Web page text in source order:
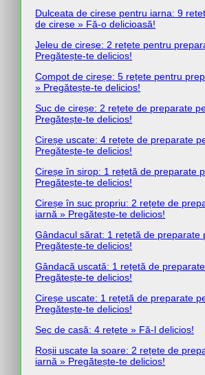
Dulceata de cirese pentru iarna: 9
de cirese » Fă-o delicioasă!
Jeleu de cireșe: 2 rețete pentru
Pregătește-te delicios!
Compot de cireșe: 5 rețete pentru
» Pregătește-te delicios!
Suc de cireșe: 2 rețete de preparate
Pregătește-te delicios!
Cireșe uscate: 4 rețete de preparate
Pregătește-te delicios!
Cireșe în sirop: 1 rețetă de preparate
Pregătește-te delicios!
Cireșe în suc propriu: 2 rețete de
iarnă » Pregătește-te delicios!
Gândacul sărat: 1 rețetă de preparate
Pregătește-te delicios!
Gândacă uscată: 1 rețetă de
Pregătește-te delicios!
Cireșe uscate: 1 rețetă de preparate
Pregătește-te delicios!
Sec de casă: 4 rețete » Fă-l delicios!
Roșii uscate la soare: 2 rețete de
iarnă » Pregătește-te delicios!